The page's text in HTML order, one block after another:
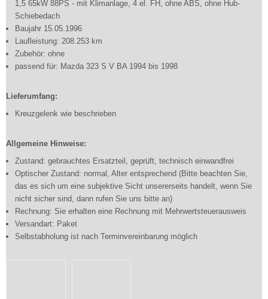
1,5 65kW 88PS - mit Klimanlage, 4 el. FH, ohne ABS, ohne Hub-
Schiebedach
Baujahr 15.05.1996
Laufleistung: 208.253 km
Zubehör: ohne
passend für: Mazda 323 S V BA 1994 bis 1998
Lieferumfang:
Kreuzgelenk wie beschrieben
Allgemeine Hinweise:
Zustand: gebrauchtes Ersatzteil, geprüft, technisch einwandfrei
Optischer Zustand: normal, Alter entsprechend (Bitte beachten Sie,
das es sich um eine subjektive Sicht unsererseits handelt, wenn Sie
nicht sicher sind, dann rufen Sie uns bitte an)
Rechnung: Sie erhalten eine Rechnung mit Mehrwertsteuerausweis
Versandart: Paket
Selbstabholung ist nach Terminvereinbarung möglich